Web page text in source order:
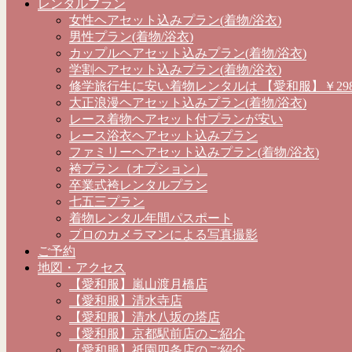
レンタルプラン
女性ヘアセット込みプラン(着物/浴衣)
男性プラン(着物/浴衣)
カップルヘアセット込みプラン(着物/浴衣)
学割ヘアセット込みプラン(着物/浴衣)
修学旅行生に安い着物レンタルは 【愛和服】￥
大正浪漫ヘアセット込みプラン(着物/浴衣)
レース着物ヘアセット付プランが安い
レース浴衣ヘアセット込みプラン
ファミリーヘアセット込みプラン(着物/浴衣)
袴プラン（オプション）
卒業式袴レンタルプラン
七五三プラン
着物レンタル年間パスポート
プロのカメラマンによる写真撮影
ご予約
地図・アクセス
【愛和服】嵐山渡月橋店
【愛和服】清水寺店
【愛和服】清水八坂の塔店
【愛和服】京都駅前店のご紹介